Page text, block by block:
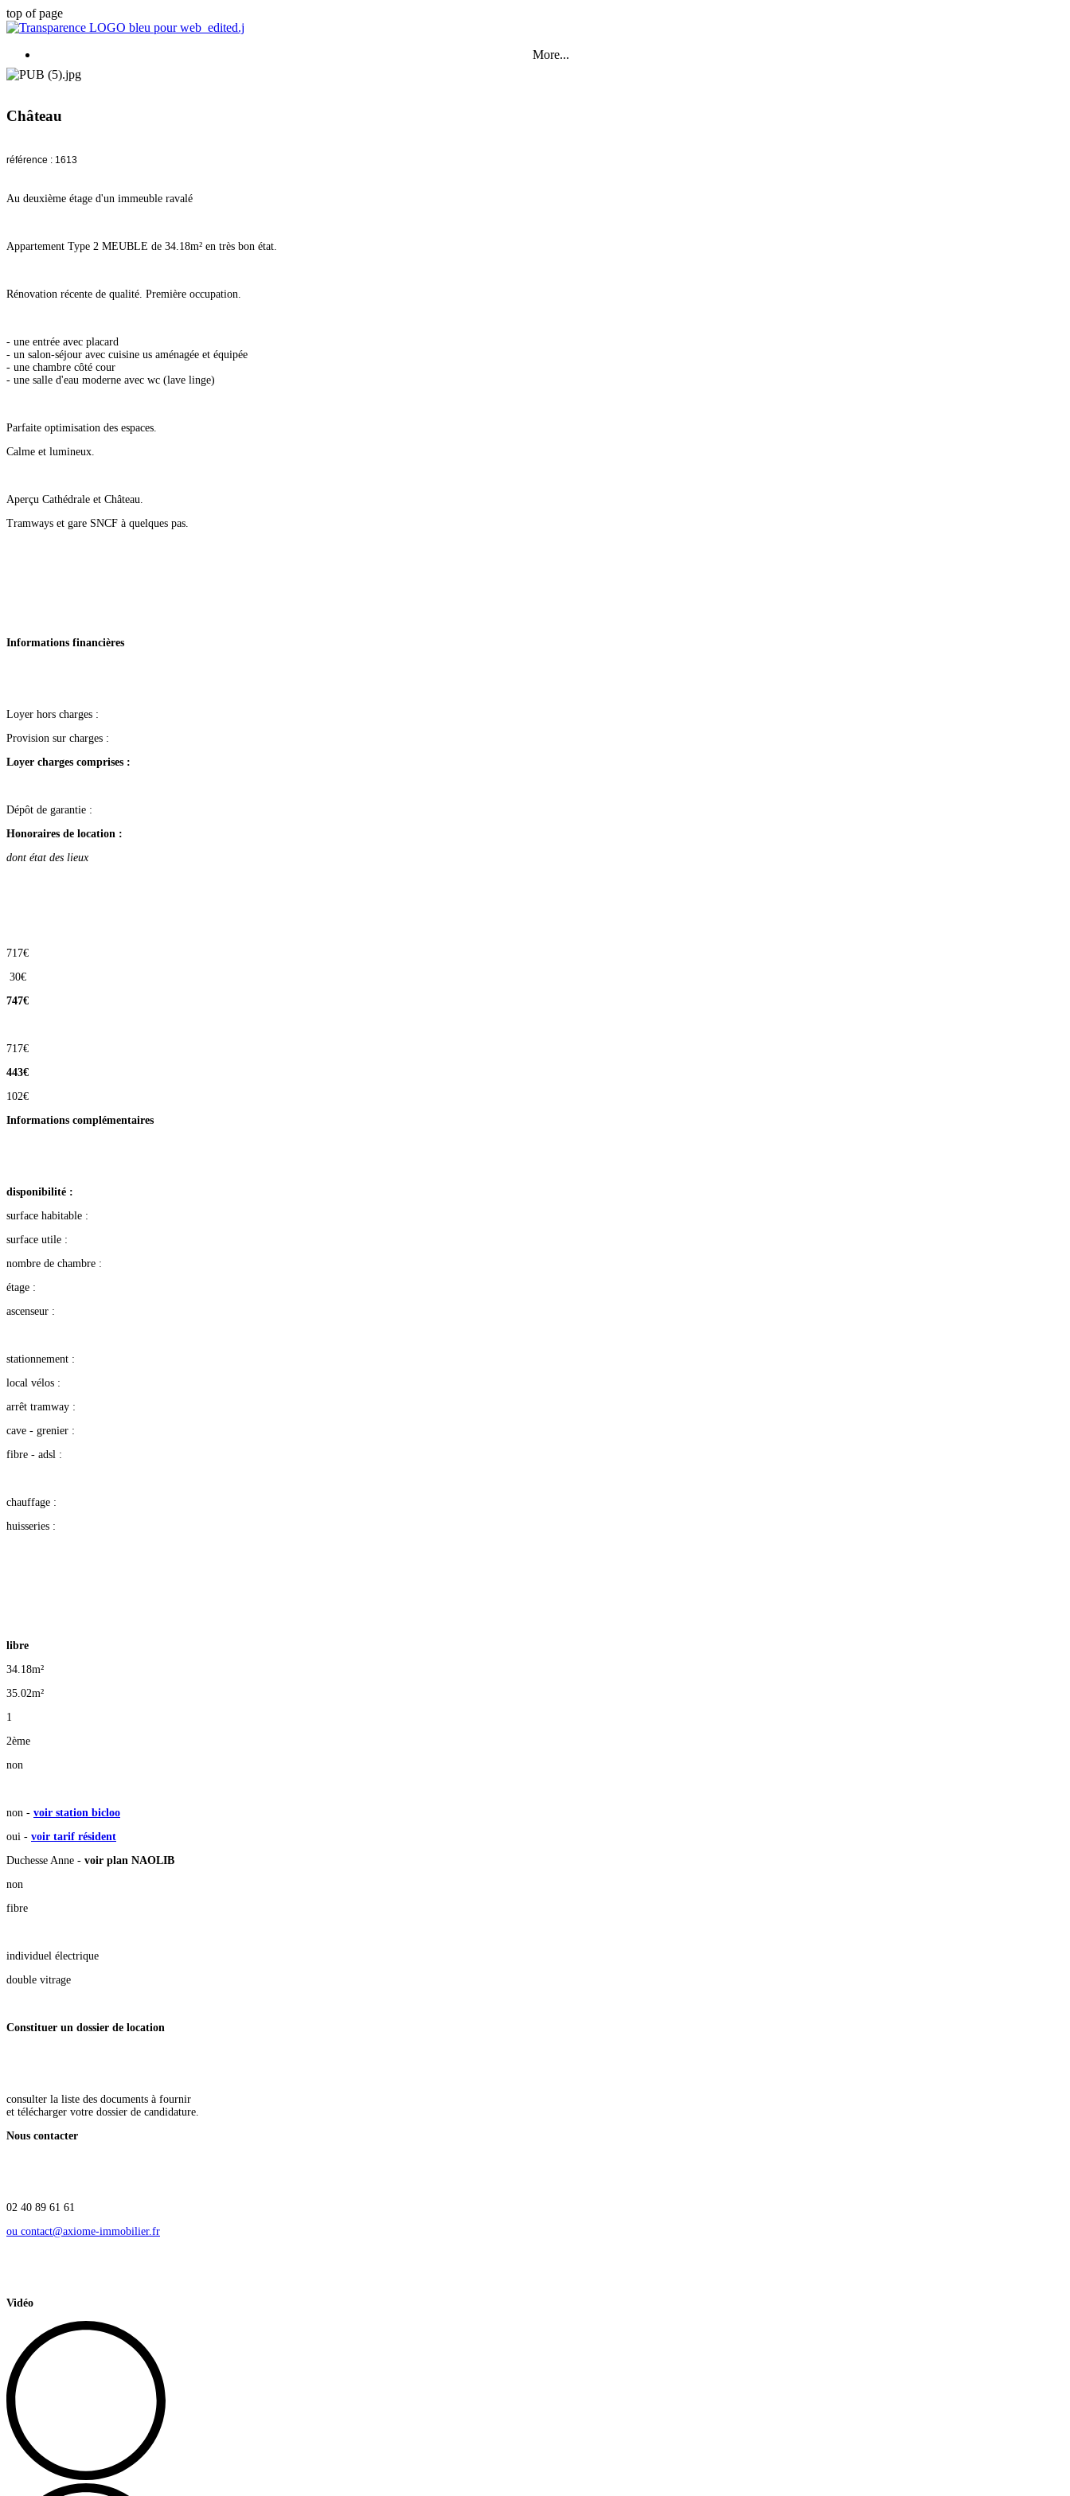
top of page
More...
Château
référence : 1613
Au deuxième étage d'un immeuble ravalé
Appartement Type 2 MEUBLE de 34.18m² en très bon état.
Rénovation récente de qualité. Première occupation.
- une entrée avec placard
- un salon-séjour avec cuisine us aménagée et équipée
- une chambre côté cour
- une salle d'eau moderne avec wc (lave linge)
Parfaite optimisation des espaces.
Calme et lumineux.
Aperçu Cathédrale et Château.
Tramways et gare SNCF à quelques pas.
Informations financières
Loyer hors charges :
Provision sur charges :
Loyer charges comprises :
Dépôt de garantie :
Honoraires de location :
dont état des lieux
717€
30€
747€
717€
443€
102€
Informations complémentaires
disponibilité :
surface habitable :
surface utile :
nombre de chambre :
étage :
ascenseur :
stationnement :
local vélos :
arrêt tramway :
cave - grenier :
fibre - adsl :
chauffage :
huisseries :
libre
34.18m²
35.02m²
1
2ème
non
non - voir station bicloo
oui - voir tarif résident
Duchesse Anne - voir plan NAOLIB
non
fibre
individuel électrique
double vitrage
Constituer un dossier de location
consulter la liste des documents à fournir
et télécharger votre dossier de candidature.
Nous contacter
02 40 89 61 61
ou contact@axiome-immobilier.fr
Vidéo